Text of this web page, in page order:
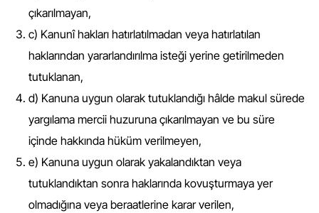
çıkarılmayan,
c) Kanunî hakları hatırlatılmadan veya hatırlatılan
haklarından yararlandırılma isteği yerine getirilmeden
tutuklanan,
d) Kanuna uygun olarak tutuklandığı hâlde makul sürede
yargılama mercii huzuruna çıkarılmayan ve bu süre
içinde hakkında hüküm verilmeyen,
e) Kanuna uygun olarak yakalandıktan veya
tutuklandıktan sonra haklarında kovuşturmaya yer
olmadığına veya beraatlerine karar verilen,